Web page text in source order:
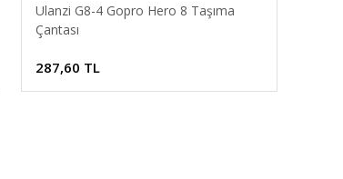
Ulanzi G8-4 Gopro Hero 8 Taşıma
Çantası
287,60 TL